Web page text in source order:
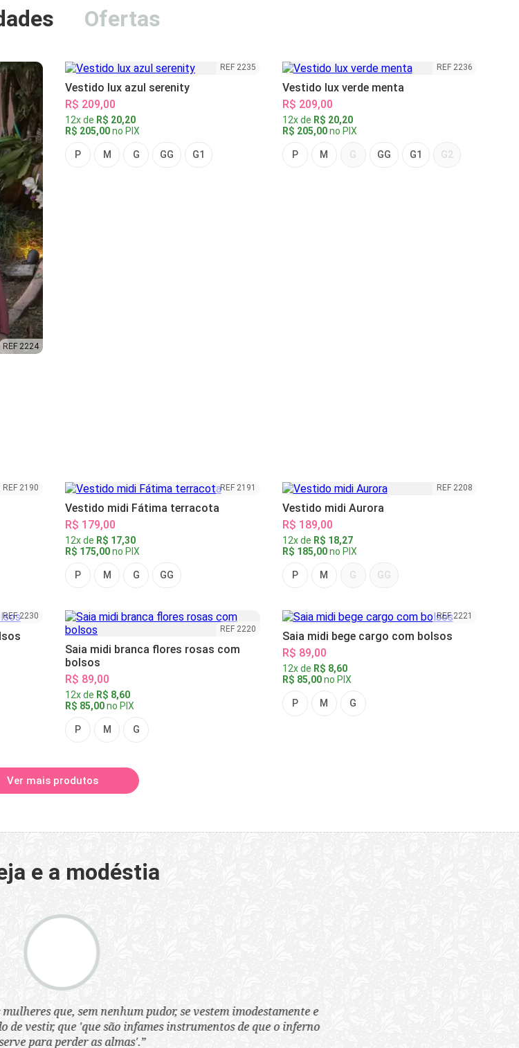
Ofertas
REF 2224
REF 2235
Vestido lux azul serenity
R$ 209,00
12x de R$ 20,20
R$ 205,00no PIX
P M G GG G1
REF 2236
Vestido lux verde menta
R$ 209,00
12x de R$ 20,20
R$ 205,00no PIX
P M G GG G1 G2
REF 2190 REF 2191
Vestido midi Fátima terracota
R$ 179,00
12x de R$ 17,30
R$ 175,00no PIX
P M G GG
REF 2208
Vestido midi Aurora
R$ 189,00
12x de R$ 18,27
R$ 185,00no PIX
P M G GG
REF 2230
REF 2220
Saia midi branca flores rosas com
bolsos
R$ 89,00
12x de R$ 8,60
R$ 85,00no PIX
P M G
REF 2221
Saia midi bege cargo com bolsos
R$ 89,00
12x de R$ 8,60
R$ 85,00no PIX
P M G
Ver mais produtos
e a modéstia
que, sem nenhum pudor, se vestem imodestamente e
vestir, que 'que são infames instrumentos de que o inferno
para perder as almas'.”